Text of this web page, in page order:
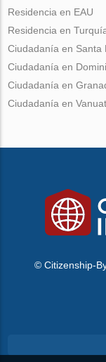
Residencia en EAU
Residencia en
Ciudadanía en Santa
Ciudadanía en
Ciudadanía en
Ciudadanía en
© Citizenship-